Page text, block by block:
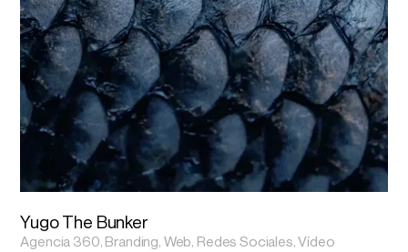
Yugo The Bunker
Agencia 360, Branding, Web, Redes Sociales, Vídeo